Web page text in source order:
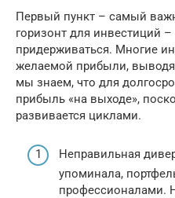
Первый пункт – самый
горизонт для инвестиций –
придерживаться. Многие
желаемой прибыли,
мы знаем, что для
прибыль «на выходе»,
развивается циклами.
Неправильная
упоминала,
профессионалами.